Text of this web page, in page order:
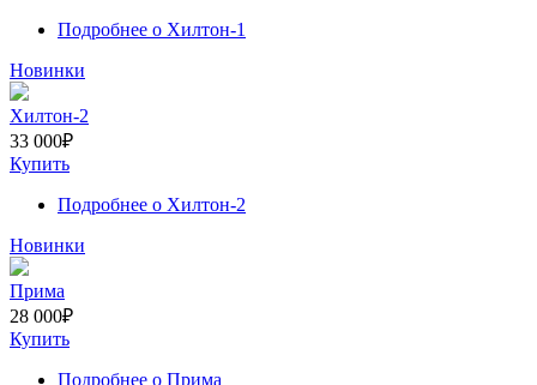
Подробнее о Хилтон-1
Новинки
Хилтон-2
33 000₽
Купить
Подробнее о Хилтон-2
Новинки
Прима
28 000₽
Купить
Подробнее о Прима